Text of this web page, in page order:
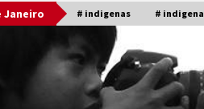
Janeiro # indigenas # indigena